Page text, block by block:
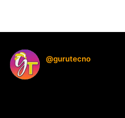
@gurutecno